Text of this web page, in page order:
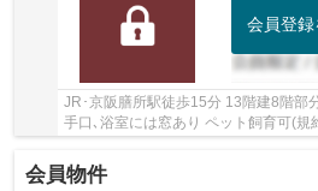
会員登
JR･京阪膳所駅徒歩15分 13階建8階部分 角部屋です キッチンには勝
手口､浴室には窓あり ペット飼育
会員物件